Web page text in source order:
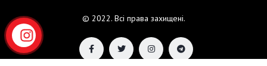
© 2022. Всі права захищені.